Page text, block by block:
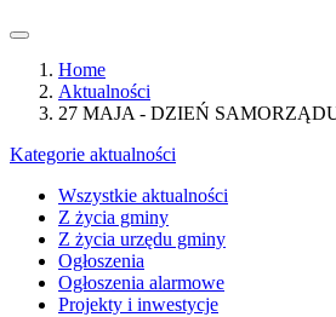
Home
Aktualności
27 MAJA - DZIEŃ
Kategorie aktualności
Wszystkie aktualności
Z życia gminy
Z życia urzędu gminy
Ogłoszenia
Ogłoszenia alarmowe
Projekty i inwestycje